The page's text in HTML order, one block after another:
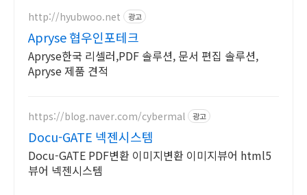
http://hyubwoo.net 광고
Apryse 협우인포테크
Apryse한국 리셀러,PDF 솔루션, 문서 편집 솔루션,
Apryse 제품 견적
https://blog.naver.com/cybermal 광고
Docu-GATE 넥젠시스템
Docu-GATE PDF변환 이미지변환 이미지뷰어 html5
뷰어 넥젠시스템